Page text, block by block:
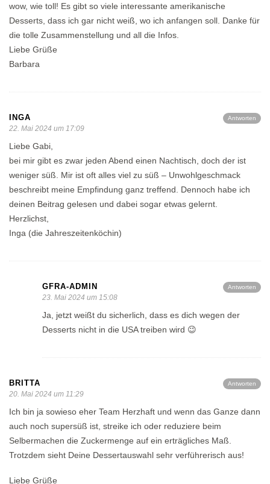
wow, wie toll! Es gibt so viele interessante amerikanische
Desserts, dass ich gar nicht weiß, wo ich anfangen soll. Danke für
die tolle Zusammenstellung und all die Infos.
Liebe Grüße
Barbara
Antworten
INGA
22. Mai 2024 um 17:09
Liebe Gabi,
bei mir gibt es zwar jeden Abend einen Nachtisch, doch der ist
weniger süß. Mir ist oft alles viel zu süß – Unwohlgeschmack
beschreibt meine Empfindung ganz treffend. Dennoch habe ich
deinen Beitrag gelesen und dabei sogar etwas gelernt.
Herzlichst,
Inga (die Jahreszeitenköchin)
Antworten
GFRA-ADMIN
23. Mai 2024 um 15:08
Ja, jetzt weißt du sicherlich, dass es dich wegen der
Desserts nicht in die USA treiben wird 😉
Antworten
BRITTA
20. Mai 2024 um 11:29
Ich bin ja sowieso eher Team Herzhaft und wenn das Ganze dann
auch noch supersüß ist, streike ich oder reduziere beim
Selbermachen die Zuckermenge auf ein erträgliches Maß.
Trotzdem sieht Deine Dessertauswahl sehr verführerisch aus!
Liebe Grüße